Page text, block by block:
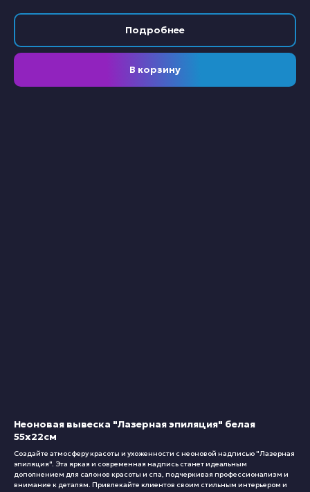
Подробнее
В корзину
Неоновая вывеска "Лазерная эпиляция" белая
55х22см
Создайте атмосферу красоты и ухоженности с неоновой надписью "Лазерная
эпиляция". Эта яркая и современная надпись станет идеальным
дополнением для салонов красоты и спа, подчеркивая профессионализм и
внимание к деталям. Привлекайте клиентов своим стильным интерьером и